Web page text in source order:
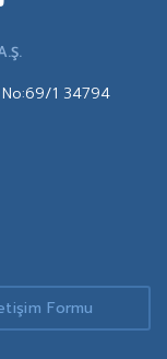
1 34794
Formu